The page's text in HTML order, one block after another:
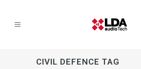
CIVIL DEFENCE TAG